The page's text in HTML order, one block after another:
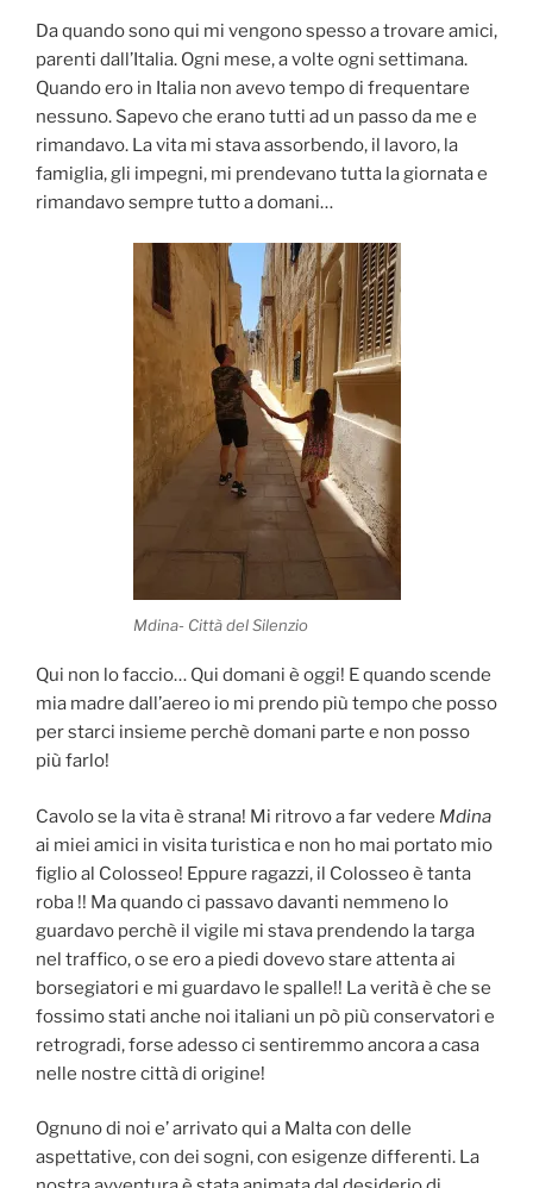
Da quando sono qui mi vengono spesso a trovare amici,
parenti dall’Italia. Ogni mese, a volte ogni settimana.
Quando ero in Italia non avevo tempo di frequentare
nessuno. Sapevo che erano tutti ad un passo da me e
rimandavo. La vita mi stava assorbendo, il lavoro, la
famiglia, gli impegni, mi prendevano tutta la giornata e
rimandavo sempre tutto a domani…
Mdina- Città del Silenzio
Qui non lo faccio… Qui domani è oggi! E quando scende
mia madre dall’aereo io mi prendo più tempo che posso
per starci insieme perchè domani parte e non posso
più farlo!
Cavolo se la vita è strana! Mi ritrovo a far vedere Mdina
ai miei amici in visita turistica e non ho mai portato mio
figlio al Colosseo! Eppure ragazzi, il Colosseo è tanta
roba !! Ma quando ci passavo davanti nemmeno lo
guardavo perchè il vigile mi stava prendendo la targa
nel traffico, o se ero a piedi dovevo stare attenta ai
borsegiatori e mi guardavo le spalle!! La verità è che se
fossimo stati anche noi italiani un pò più conservatori e
retrogradi, forse adesso ci sentiremmo ancora a casa
nelle nostre città di origine!
Ognuno di noi e’ arrivato qui a Malta con delle
aspettative, con dei sogni, con esigenze differenti. La